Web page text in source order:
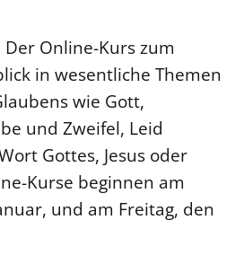
Online-Kurs zum
in wesentliche Themen
wie Gott,
und Zweifel, Leid
Gottes, Jesus oder
Kurse beginnen am
und am Freitag, den
Gewalt